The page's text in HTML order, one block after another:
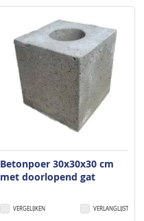
Betonpoer 30x30x30 cm
met doorlopend gat
VERLANGLIJST
VERGELIJKEN